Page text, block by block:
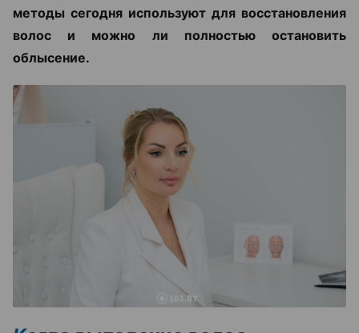
методы сегодня используют для восстановления
волос и можно ли полностью остановить
облысение.